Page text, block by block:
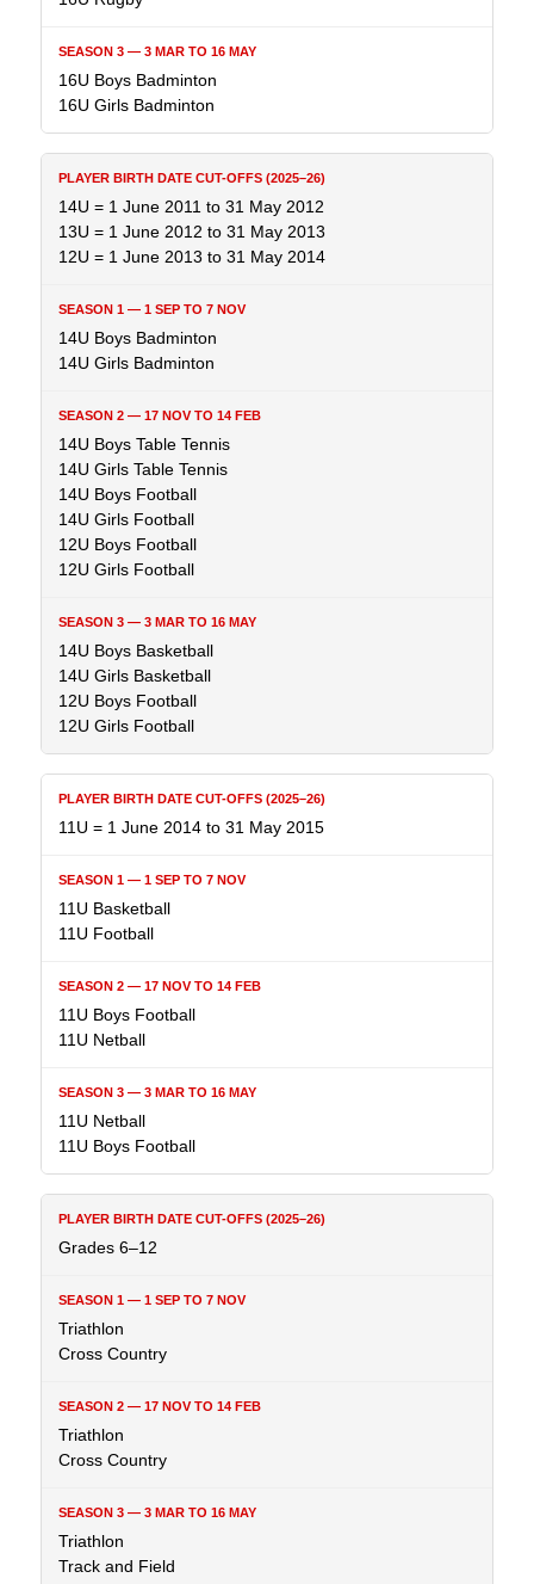
16U Boys Badminton
16U Girls Badminton
14U = 1 June 2011 to 31 May 2012
13U = 1 June 2012 to 31 May 2013
12U = 1 June 2013 to 31 May 2014
14U Boys Badminton
14U Girls Badminton
14U Boys Table Tennis
14U Girls Table Tennis
14U Boys Football
14U Girls Football
12U Boys Football
12U Girls Football
14U Boys Basketball
14U Girls Basketball
12U Boys Football
12U Girls Football
11U = 1 June 2014 to 31 May 2015
11U Basketball
11U Football
11U Boys Football
11U Netball
11U Netball
11U Boys Football
Grades 6–12
Triathlon
Cross Country
Triathlon
Cross Country
Triathlon
Track and Field